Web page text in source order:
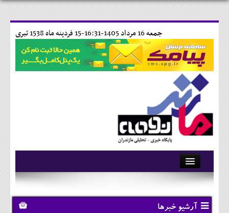
15 فردينه ماه 1538 تبری جمعه 16 مرداد 1405-16:31-
آرشیو
تماس با ما
آرشیو خبرها